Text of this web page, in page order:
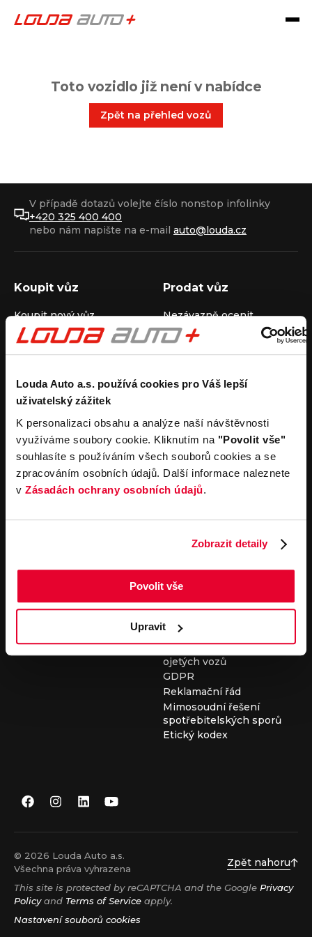
Louda Auto a.s. používá cookies pro Váš lepší
uživatelský zážitek
K personalizaci obsahu a analýze naší návštěvnosti
využíváme soubory cookie. Kliknutím na "Povolit vše"
souhlasíte s používáním všech souborů cookies a se
zpracováním osobních údajů. Další informace naleznete
v Zásadách ochrany osobních údajů.
Zobrazit detaily
Povolit vše
Upravit
Toto vozidlo již není v nabídce
Zpět na přehled vozů
V případě dotazů volejte číslo nonstop infolinky
+420 325 400 400
nebo nám napište na e-mail auto@louda.cz
Koupit vůz
Koupit nový vůz
Koupit ojetý vůz
Koupit užitkový vůz
Prodat vůz
Nezávazně ocenit
Průběh výkupu vozu
Pronájem
Carsharing
Autopůjčovna
Operativní leasing
Společnost
Louda Auto+ Poděbrady
Obytné vozy
Novinky
Kariéra
Servisní služby
Servis
Důležité odkazy
Cookies
Všeobecné obchodní
podmínky pro online
vozidel
Všeobecné obchodní
podmínky pro provádění
servisních prací
Všeobecné obchodní
podmínky při nákupu
ojetých vozů
GDPR
Reklamační řád
Mimosoudní řešení
spotřebitelských sporů
Etický kodex
© 2026 Louda Auto a.s.
Všechna práva vyhrazena
Zpět nahoru
This site is protected by reCAPTCHA and the Google Privacy
Policyand Terms of Service apply.
Nastavení souborů cookies